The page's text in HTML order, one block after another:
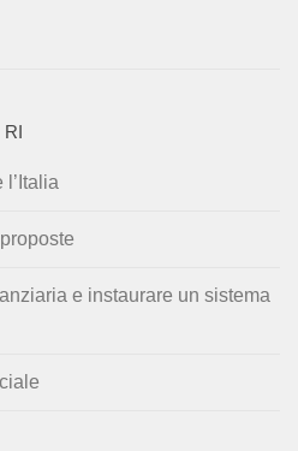
e instaurare un sistema